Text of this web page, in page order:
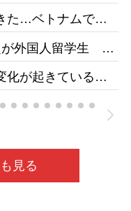
レ朝］26/04
た…ベトナムで募
が外国人留学生 志
も影響 福井県の
聞］26/05
化が起きている
懸念［東京新聞］
見る